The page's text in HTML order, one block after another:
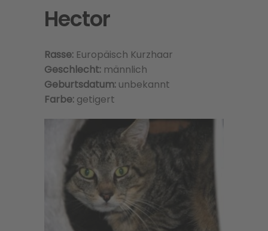
Hector
Rasse: Europäisch Kurzhaar
Geschlecht: männlich
Geburtsdatum: unbekannt
Farbe: getigert